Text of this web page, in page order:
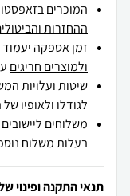
המוכרים
ההחזרות
זמן אספקה יעמוד על מקס' 7 ימי
ולמוצרים חריגים עד
שיטות ועלויות
לגודלו ולאופיו
משלוחים
בעלות משלוח
תנאי התקנה ופינוי